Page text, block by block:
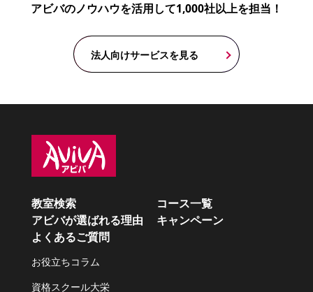
アビバのノウハウを活用して1,000社以上を担当！
法人向けサービスを見る
教室検索
コース一覧
アビバが選ばれる理由
キャンペーン
よくあるご質問
お役立ちコラム
資格スクール大栄